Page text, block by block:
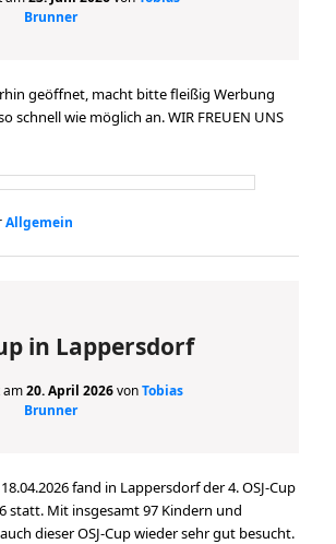
Brunner
geöffnet, macht bitte fleißig Werbung
schnell wie möglich an. WIR FREUEN UNS
Allgemein
in Lappersdorf
am20. April 2026 vonTobias
Brunner
fand in Lappersdorf der 4. OSJ-Cup
statt. Mit insgesamt 97 Kindern und
dieser OSJ-Cup wieder sehr gut besucht.